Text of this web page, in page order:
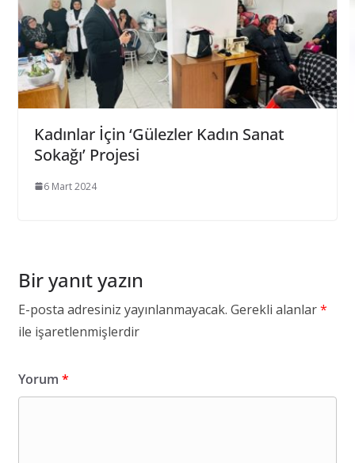
Kadınlar İçin ‘Gülezler Kadın Sanat
Sokağı’ Projesi
6 Mart 2024
Bir yanıt yazın
E-posta adresiniz yayınlanmayacak. Gerekli alanlar*
ile işaretlenmişlerdir
Yorum *